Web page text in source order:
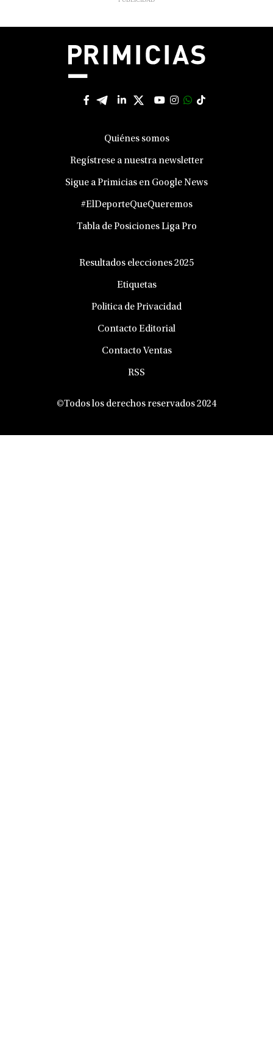
Quiénes somos
Regístrese a nuestra newsletter
Sigue a Primicias en Google News
#ElDeporteQueQueremos
Tabla de Posiciones Liga Pro
Resultados elecciones 2025
Etiquetas
Politica de Privacidad
Contacto Editorial
Contacto Ventas
RSS
©Todos los derechos reservados 2024